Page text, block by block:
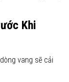
Khi
vang sẽ cải